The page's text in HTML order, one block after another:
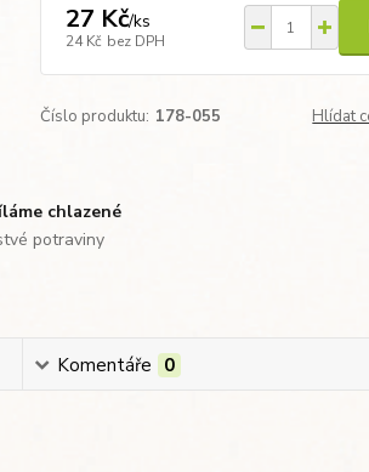
27 Kč/ks
24 Kč bez DPH
Číslo produktu: 178-055 Hlídat
chlazené
potraviny
Komentáře 0